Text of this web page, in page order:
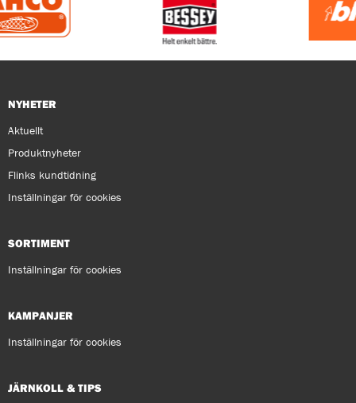
NYHETER
Aktuellt
Produktnyheter
Flinks kundtidning
Inställningar för cookies
SORTIMENT
Inställningar för cookies
KAMPANJER
Inställningar för cookies
JÄRNKOLL & TIPS